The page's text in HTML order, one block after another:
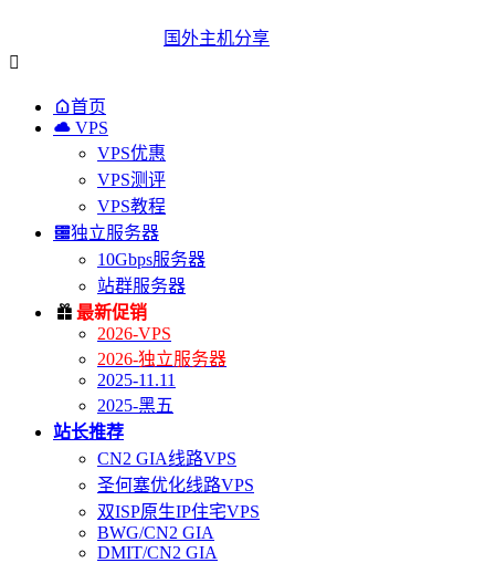
国外主机分享

首页
 VPS
VPS优惠
VPS测评
VPS教程
独立服务器
10Gbps服务器
站群服务器
 最新促销
2026-VPS
2026-独立服务器
2025-11.11
2025-黑五
站长推荐
CN2 GIA线路VPS
圣何塞优化线路VPS
双ISP原生IP住宅VPS
BWG/CN2 GIA
DMIT/CN2 GIA